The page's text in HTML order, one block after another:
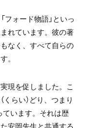
フォード物語」といっ
れています。彼の著
なく、すべて自らの
。
現を促しました。こ
らい）どり、つまり
ています。それは歴